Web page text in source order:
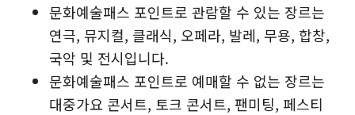
문화예술패스 포인트로 관람할 수 있는 장르는
연극, 뮤지컬, 클래식, 오페라, 발레, 무용, 합창,
국악 및 전시입니다.
문화예술패스 포인트로 예매할 수 없는 장르는
대중가요 콘서트, 토크 콘서트, 팬미팅, 페스티